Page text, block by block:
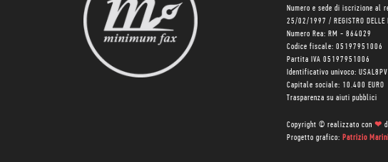
Numero e sede di iscrizione al
25/02/1997 / REGISTRO DELLE
Numero Rea: RM - 864029
Codice fiscale: 05197951006
Partita IVA 05197951006
Identificativo univoco: USAL8PV
Capitale sociale: 10.400 EURO
Trasparenza su aiuti pubblici
Copyright © realizzato con ❤
Progetto grafico: Patrizio Marini